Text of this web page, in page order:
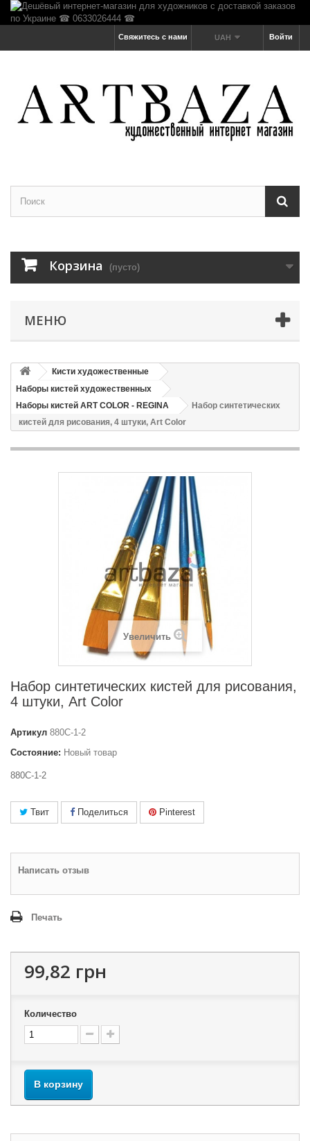
Войти
UAH
Свяжитесь с нами
Корзина (пусто)
МЕНЮ
Кисти художественные
Наборы кистей художественных
Наборы кистей ART COLOR - REGINA
Набор синтетических
кистей для рисования, 4 штуки, Art Color
Увеличить
Набор синтетических кистей для рисования,
4 штуки, Art Color
Артикул 880С-1-2
Состояние: Новый товар
880С-1-2
Твит Поделиться Pinterest
Написать отзыв
Печать
99,82 грн
Количество
В корзину